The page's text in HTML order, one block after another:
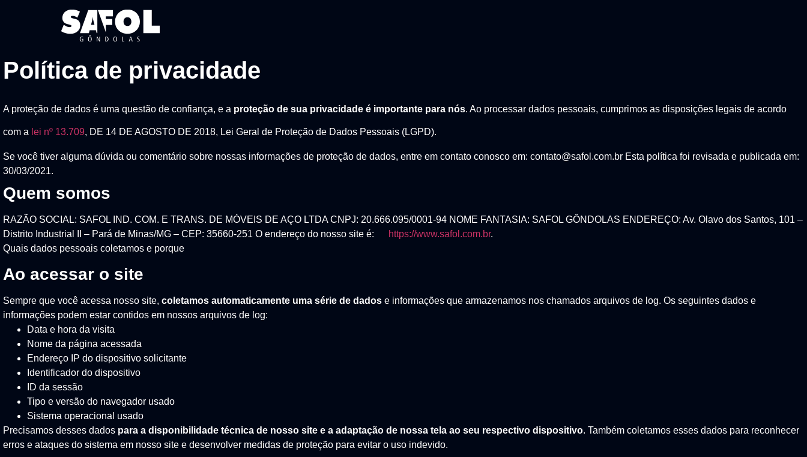
Política de privacidade
A proteção de dados é uma questão de confiança, e a proteção de sua privacidade é importante para nós. Ao processar dados pessoais, cumprimos as disposições legais de acordo
com a lei nº 13.709, DE 14 DE AGOSTO DE 2018, Lei Geral de Proteção de Dados Pessoais (LGPD).
Se você tiver alguma dúvida ou comentário sobre nossas informações de proteção de dados, entre em contato conosco em: contato@safol.com.br Esta política foi revisada e publicada em:
30/03/2021.
Quem somos
RAZÃO SOCIAL: SAFOL IND. COM. E TRANS. DE MÓVEIS DE AÇO LTDA CNPJ: 20.666.095/0001-94 NOME FANTASIA: SAFOL GÔNDOLAS ENDEREÇO: Av. Olavo dos Santos, 101 –
Distrito Industrial II – Pará de Minas/MG – CEP: 35660-251 O endereço do nosso site é:
https://www.safol.com.br.
Quais dados pessoais coletamos e porque
Ao acessar o site
Sempre que você acessa nosso site, coletamos automaticamente uma série de dados e informações que armazenamos nos chamados arquivos de log. Os seguintes dados e
informações podem estar contidos em nossos arquivos de log:
Data e hora da visita
Nome da página acessada
Endereço IP do dispositivo solicitante
Identificador do dispositivo
ID da sessão
Tipo e versão do navegador usado
Sistema operacional usado
Precisamos desses dados para a disponibilidade técnica de nosso site e a adaptação de nossa tela ao seu respectivo dispositivo. Também coletamos esses dados para reconhecer
erros e ataques do sistema em nosso site e desenvolver medidas de proteção para evitar o uso indevido.